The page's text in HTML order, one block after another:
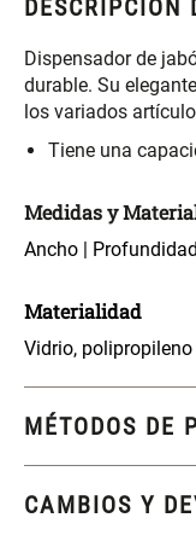
DESCRIPCIÓN
Dispensador de
durable. Su
los variados
Tiene una
Medidas y
Ancho |
Materialidad
Vidrio, polipropileno
MÉTODOS DE
CAMBIOS Y
S/ 349.00S/ 261.00
Set Sábanas Algodón
Hilos
S/ 169.00S/ 143.65
Canasto Ropa Bambú
con Forro
S/ 69.90S/ 59.40